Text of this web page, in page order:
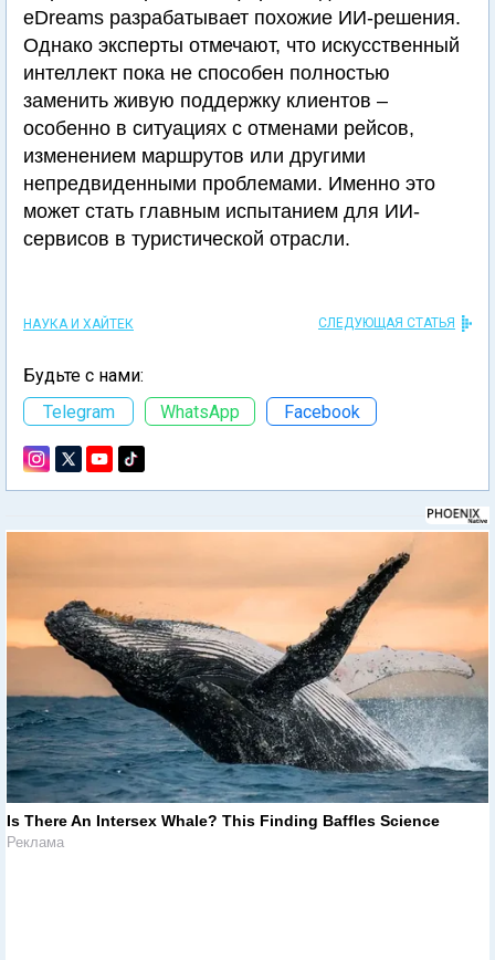
eDreams разрабатывает похожие ИИ-решения.
Однако эксперты отмечают, что искусственный
интеллект пока не способен полностью
заменить живую поддержку клиентов –
особенно в ситуациях с отменами рейсов,
изменением маршрутов или другими
непредвиденными проблемами. Именно это
может стать главным испытанием для ИИ-
сервисов в туристической отрасли.
НАУКА И ХАЙТЕК СЛЕДУЮЩАЯ СТАТЬЯ
Будьте с нами:
Telegram
WhatsApp Facebook
Is There An Intersex Whale? This Finding Baffles Science
Реклама